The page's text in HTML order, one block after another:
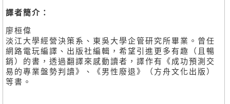
譯者簡介：
廖桓偉
淡江大學經營決策系、東吳大學企管研究所畢業。曾任
網路電玩編譯、出版社編輯，希望引進更多有趣（且暢
銷）的書，透過翻譯來感動讀者，譯作有《成功預測交
易的專業盤勢判讀》、《男性廢退》（方舟文化出版）
等書。